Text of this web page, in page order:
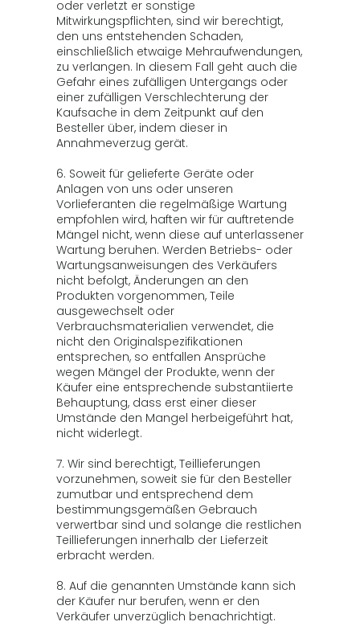
oder verletzt er sonstige
Mitwirkungspflichten, sind wir berechtigt,
den uns entstehenden Schaden,
einschließlich etwaige Mehraufwendungen,
zu verlangen. In diesem Fall geht auch die
Gefahr eines zufälligen Untergangs oder
einer zufälligen Verschlechterung der
Kaufsache in dem Zeitpunkt auf den
Besteller über, indem dieser in
Annahmeverzug gerät.
6. Soweit für gelieferte Geräte oder
Anlagen von uns oder unseren
Vorlieferanten die regelmäßige Wartung
empfohlen wird, haften wir für auftretende
Mängel nicht, wenn diese auf unterlassener
Wartung beruhen. Werden Betriebs- oder
Wartungsanweisungen des Verkäufers
nicht befolgt, Änderungen an den
Produkten vorgenommen, Teile
ausgewechselt oder
Verbrauchsmaterialien verwendet, die
nicht den Originalspezifikationen
entsprechen, so entfallen Ansprüche
wegen Mängel der Produkte, wenn der
Käufer eine entsprechende substantiierte
Behauptung, dass erst einer dieser
Umstände den Mangel herbeigeführt hat,
nicht widerlegt.
7. Wir sind berechtigt, Teillieferungen
vorzunehmen, soweit sie für den Besteller
zumutbar und entsprechend dem
bestimmungsgemäßen Gebrauch
verwertbar sind und solange die restlichen
Teillieferungen innerhalb der Lieferzeit
erbracht werden.
8. Auf die genannten Umstände kann sich
der Käufer nur berufen, wenn er den
Verkäufer unverzüglich benachrichtigt.